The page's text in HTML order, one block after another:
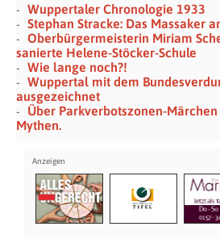
Wuppertaler Chronologie 1933
Stephan Stracke: Das Massaker
Oberbürgermeisterin Miriam
sanierte Helene-Stöcker-Schule
Wie lange noch?!
Wuppertal mit dem
ausgezeichnet
Über Parkverbotszonen-
Mythen.